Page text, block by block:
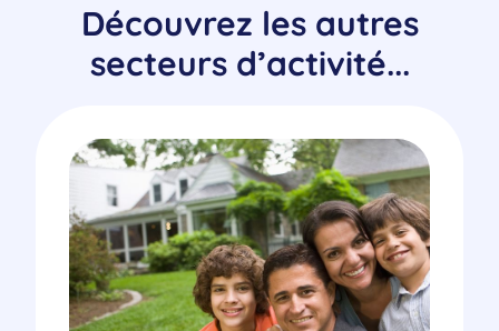
Découvrez les autres
secteurs d’activité...